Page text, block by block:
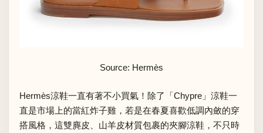
Source: Hermès
Hermès涼鞋一直有著不小買氣！除了「Chypre」涼鞋一
直是市場上的當紅炸子雞，若是在春夏喜歡低調內斂的穿
搭風格，這雙麂皮、山羊皮材質包裹的夾腳涼鞋，不只時